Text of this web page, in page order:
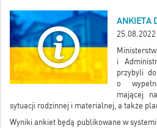
ANKIETA
25.08.2022
i
przybyli
o
mającej
sytuacji rodzinnej i materialnej, a także
Wyniki ankiet będą publikowane w